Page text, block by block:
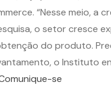
“Nesse meio, a
o setor cresce
do produto.
o Instituto
se